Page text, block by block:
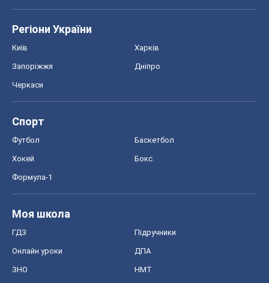
Регіони України
Київ Харків
Запоріжжя Дніпро
Черкаси
Спорт
Футбол Баскетбол
Хокей Бокс
Формула-1
Моя школа
ГДЗ Підручники
Онлайн уроки ДПА
ЗНО НМТ